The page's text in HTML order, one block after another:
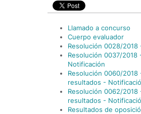
Llamado a concurso
Cuerpo evaluador
Resolución 0028/2018
Resolución 0037/2018
Notificación
Resolución 0060/2018
resultados -
Resolución 0062/2018
resultados -
Resultados de